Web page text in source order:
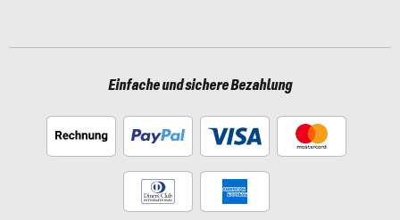
Einfache und sichere Bezahlung